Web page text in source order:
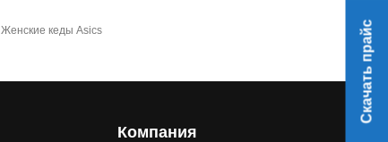
Женские кеды Asics
Компания
Скачать прайс